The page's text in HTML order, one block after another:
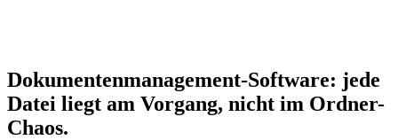
Dokumentenmanagement-Software: jede
Datei liegt am Vorgang, nicht im Ordner-
Chaos.